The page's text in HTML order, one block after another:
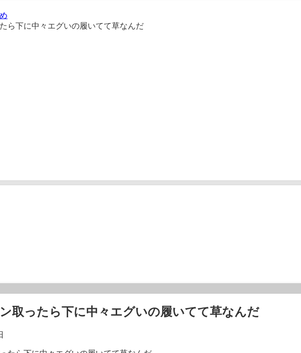
ら下に中々エグいの履いてて草なんだ
取ったら下に中々エグいの履いてて草なんだ